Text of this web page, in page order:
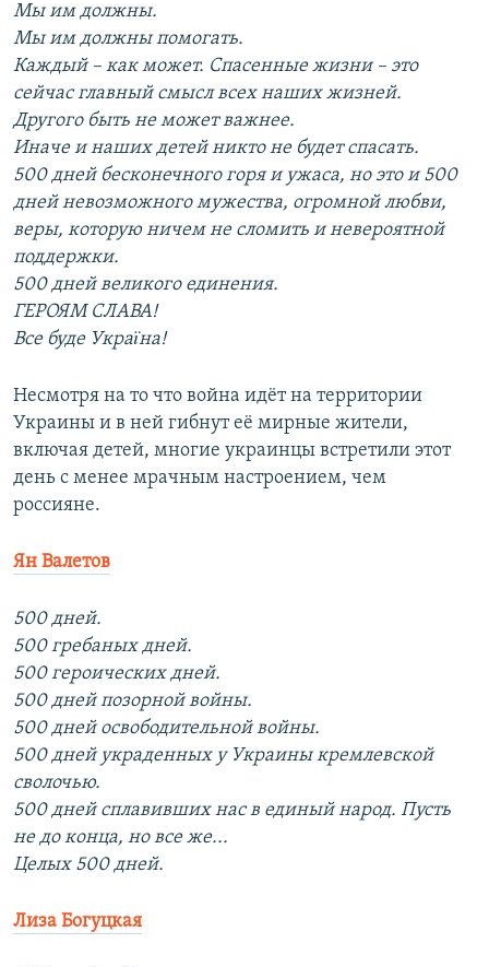
Мы им должны.
Мы им должны помогать.
Каждый – как может. Спасенные жизни – это
сейчас главный смысл всех наших жизней.
Другого быть не может важнее.
Иначе и наших детей никто не будет спасать.
500 дней бесконечного горя и ужаса, но это и 500
дней невозможного мужества, огромной любви,
веры, которую ничем не сломить и невероятной
поддержки.
500 дней великого единения.
ГЕРОЯМ СЛАВА!
Все буде Украïна!
Несмотря на то что война идёт на территории
Украины и в ней гибнут её мирные жители,
включая детей, многие украинцы встретили этот
день с менее мрачным настроением, чем
россияне.
Ян Валетов
500 дней.
500 гребаных дней.
500 героических дней.
500 дней позорной войны.
500 дней освободительной войны.
500 дней украденных у Украины кремлевской
сволочью.
500 дней сплавивших нас в единый народ. Пусть
не до конца, но все же...
Целых 500 дней.
Лиза Богуцкая